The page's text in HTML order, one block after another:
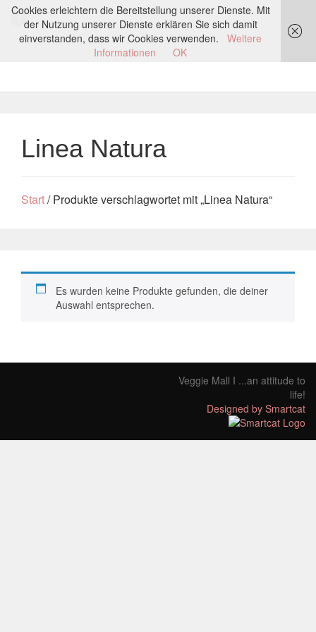
Linea Natura
Start/ Produkte verschlagwortet mit „Linea Natura“
Es wurden keine Produkte gefunden, die deiner
Auswahl entsprechen.
Veggie Mall I ...an attitude to
life!
Designed by Smartcat
Cookies erleichtern die Bereitstellung unserer Dienste. Mit
der Nutzung unserer Dienste erklären Sie sich damit
einverstanden, dass wir Cookies verwenden.
Weitere
Informationen
OK